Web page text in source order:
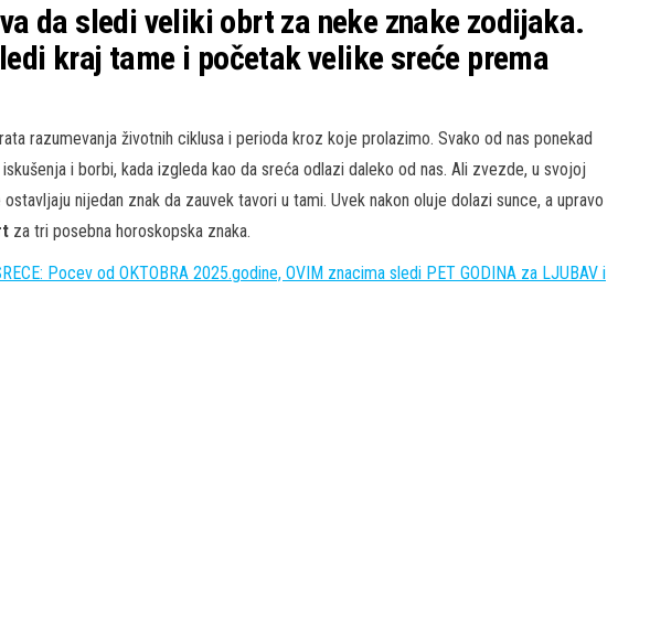
da sledi veliki obrt za neke znake zodijaka.
kraj tame i početak velike sreće prema
razumevanja životnih ciklusa i perioda kroz koje prolazimo. Svako od nas ponekad
i borbi, kada izgleda kao da sreća odlazi daleko od nas. Ali zvezde, u svojoj
nijedan znak da zauvek tavori u tami. Uvek nakon oluje dolazi sunce, a upravo
za tri posebna horoskopska znaka.
Pocev od OKTOBRA 2025.godine, OVIM znacima sledi PET GODINA za LJUBAV i